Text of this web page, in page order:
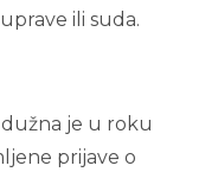
ili suda.
je u roku
prijave o